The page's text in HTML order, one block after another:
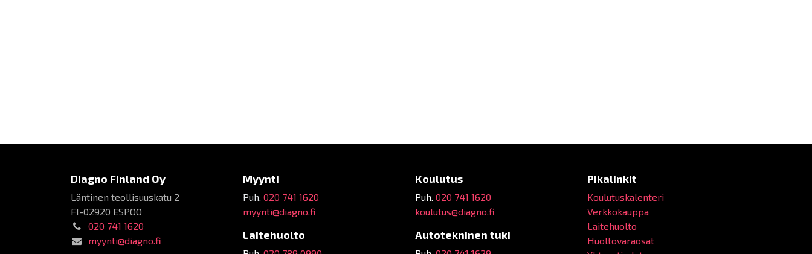
Diagno Finland Oy
Läntinen teollisuuskatu 2
FI-02920 ESPOO
020 741 1620
myynti@diagno.fi
Myynti
Puh. 020 741 1620
myynti@diagno.fi
Laitehuolto
Koulutus
Puh. 020 741 1620
koulutus@diagno.fi
Autotekninen tuki
Pikalinkit
Koulutuskalenteri
Verkkokauppa
Laitehuolto
Huoltovaraosat